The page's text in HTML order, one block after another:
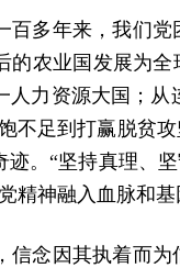
百多年来，我们
的农业国发展为
人力资源大国；
不足到打赢脱贫
。“坚持真理、
精神融入血脉和基
信念因其执着而